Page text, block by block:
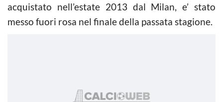
acquistato nell’estate 2013 dal Milan, e’ stato
messo fuori rosa nel finale della passata stagione.